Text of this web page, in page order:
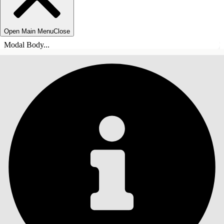
Open Main MenuClose
Modal Body...
Vis innholdsfortegnelse